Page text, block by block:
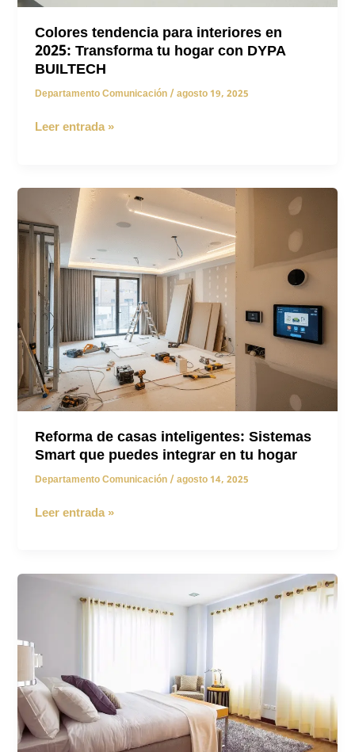
Colores tendencia para interiores en
2025: Transforma tu hogar con DYPA
BUILTECH
Departamento Comunicación/agosto 19, 2025
Colores
interiores
2025:
Transforma
hogar
con
DYPA
BUILTECH
Leer entrada »
Reforma de casas inteligentes: Sistemas
Smart que puedes integrar en tu hogar
Departamento Comunicación/agosto 14, 2025
Reforma
inteligentes:
puedes
integrar
en
tu
hogar
Leer entrada »